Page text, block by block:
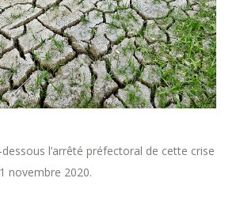
l’arrêté préfectoral de cette crise
novembre 2020.